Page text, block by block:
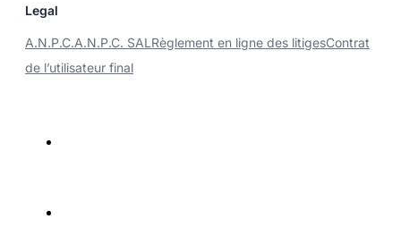
Legal
A.N.P.C.A.N.P.C. SALRèglement en ligne des litigesContrat
de l’utilisateur final